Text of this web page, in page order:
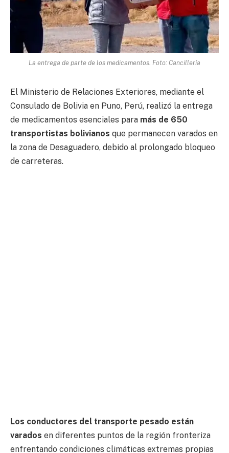
La entrega de parte de los medicamentos. Foto: Cancillería
El Ministerio de Relaciones Exteriores, mediante el
Consulado de Bolivia en Puno, Perú, realizó la entrega
de medicamentos esenciales para más de 650
transportistas bolivianos que permanecen varados en
la zona de Desaguadero, debido al prolongado bloqueo
de carreteras.
Los conductores del transporte pesado están
varados en diferentes puntos de la región fronteriza
enfrentando condiciones climáticas extremas propias